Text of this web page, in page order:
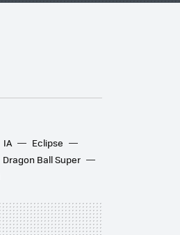
IA
Eclipse
Dragon Ball Super